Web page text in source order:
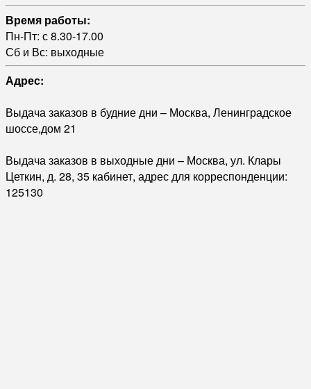
Время работы:
Пн-Пт: с 8.30-17.00
Сб и Вс: выходные
Адрес:
Выдача заказов в будние дни – Москва, Ленинградское
шоссе,дом 21
Выдача заказов в выходные дни – Москва, ул. Клары
Цеткин, д. 28, 35 кабинет, адрес для корреспонденции:
125130